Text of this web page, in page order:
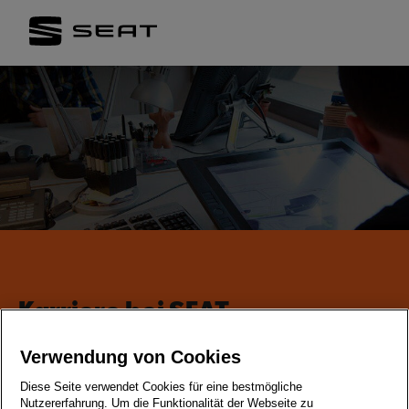
Karriere bei SEAT
Verwendung von Cookies
Diese Seite verwendet Cookies für eine bestmögliche
Nutzererfahrung. Um die Funktionalität der Webseite zu